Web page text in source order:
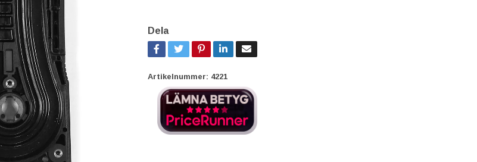
Dela
Artikelnummer: 4221